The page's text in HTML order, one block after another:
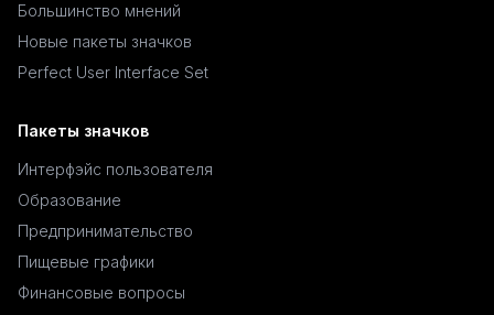
Большинство мнений
Новые пакеты значков
Perfect User Interface Set
Пакеты значков
Интерфэйс пользователя
Образование
Предпринимательство
Пищевые графики
Финансовые вопросы